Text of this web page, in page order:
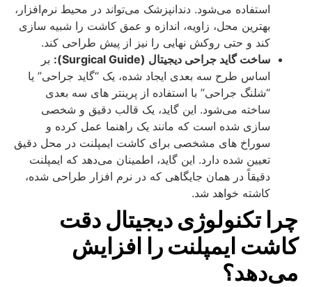
استفاده می‌شود. دندانپزشک می‌تواند در محیط نرم‌افزار،
بهترین محل، زاویه، اندازه و عمق کاشت را شبیه‌ سازی
کند و حتی روکش نهایی را نیز از پیش طراحی کند.
ساخت گاید جراحی دیجیتال (Surgical Guide):
بر
اساس طرح سه‌ بعدی ایجاد شده، یک “گاید جراحی” یا
“شلنگ جراحی” با استفاده از پرینتر های سه‌ بعدی
ساخته می‌شود. این گاید، یک قالب دقیق و شخصی‌
سازی شده است که مانند یک راهنما عمل کرده و
سوراخ‌ های مشخصی برای کاشت ایمپلنت در محل دقیق
تعیین شده دارد. این گاید، اطمینان می‌دهد که ایمپلنت
دقیقاً در همان جایگاهی که در نرم‌ افزار طراحی شده،
کاشته خواهد شد.
چرا تکنولوژی دیجیتال دقت
کاشت ایمپلنت را افزایش
می‌دهد؟